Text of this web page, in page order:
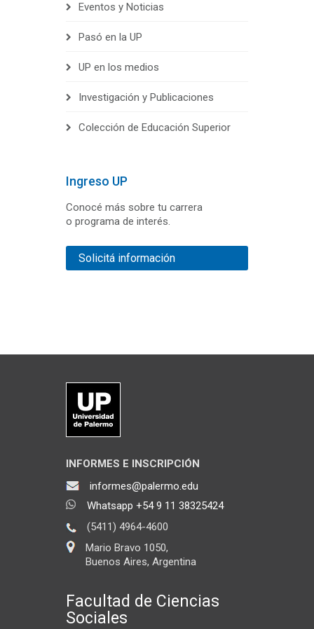
Eventos y Noticias
Pasó en la UP
UP en los medios
Investigación y Publicaciones
Colección de Educación Superior
Ingreso UP
Conocé más sobre tu carrera
o programa de interés.
Solicitá información
INFORMES E INSCRIPCIÓN
informes@palermo.edu
Whatsapp +54 9 11 38325424
(5411) 4964-4600
Mario Bravo 1050,
Buenos Aires, Argentina
Facultad de Ciencias
Sociales